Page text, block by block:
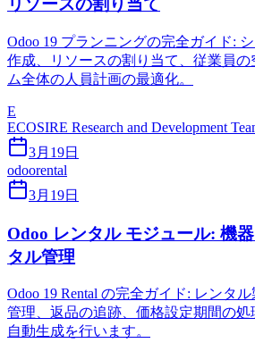
リソースの割り当て
Odoo 19 プランニングの完全ガイド:
作成、リソースの割り当て、従業員
ム全体の人員計画の最適化。
E
ECOSIRE Research and Development
3月19日
odoorental
3月19日
Odoo レンタル モジュール: 機
タル管理
Odoo 19 Rental の完全ガイド: レンタ
管理、返品の追跡、価格設定期間の
自動生成を行います。